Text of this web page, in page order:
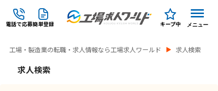
電話で応募簡単登録 キープ中 メニュー
工場・製造業の転職・求人情報なら工場求人ワールド 求人検索
求人検索